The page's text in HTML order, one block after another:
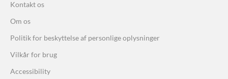
Kontakt os
Om os
Politik for beskyttelse af personlige oplysninger
Vilkår for brug
Accessibility